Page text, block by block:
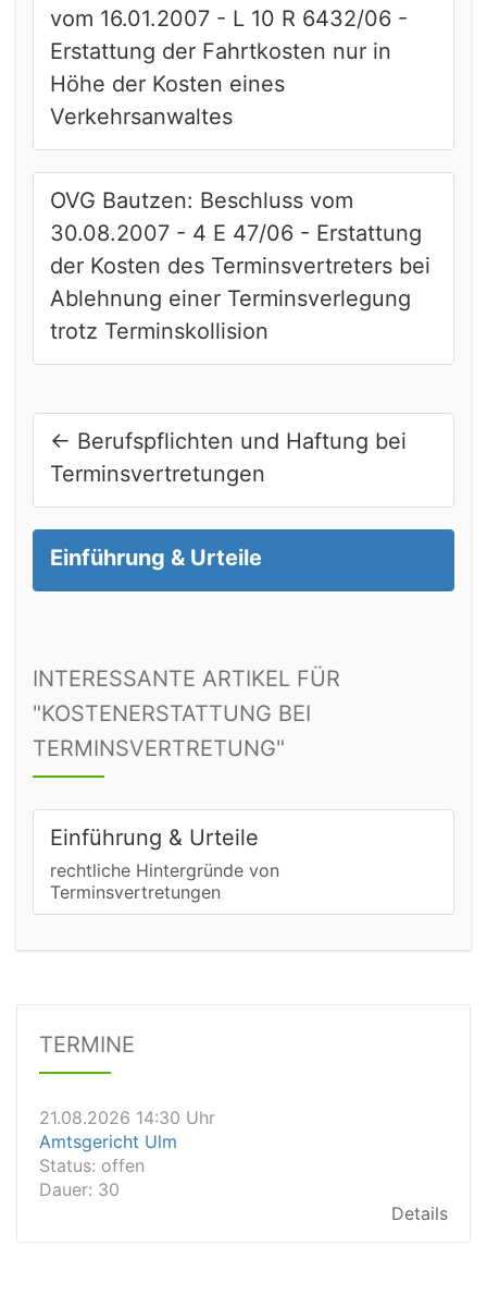
vom 16.01.2007 - L 10 R 6432/06 -
Erstattung der Fahrtkosten nur in
Höhe der Kosten eines
Verkehrsanwaltes
OVG Bautzen: Beschluss vom
30.08.2007 - 4 E 47/06 - Erstattung
der Kosten des Terminsvertreters bei
Ablehnung einer Terminsverlegung
trotz Terminskollision
← Berufspflichten und Haftung bei
Terminsvertretungen
Einführung & Urteile
INTERESSANTE ARTIKEL FÜR
"KOSTENERSTATTUNG BEI
TERMINSVERTRETUNG"
Einführung & Urteile
rechtliche Hintergründe von
Terminsvertretungen
TERMINE
21.08.2026 13:00 Uhr
Amtsgericht Unna
Dauer: 15
Status: offen
Dauer: 30
21.08.2026 14:30 Uhr
Amtsgericht Ulm
Status: offen
Dauer: 30
Details